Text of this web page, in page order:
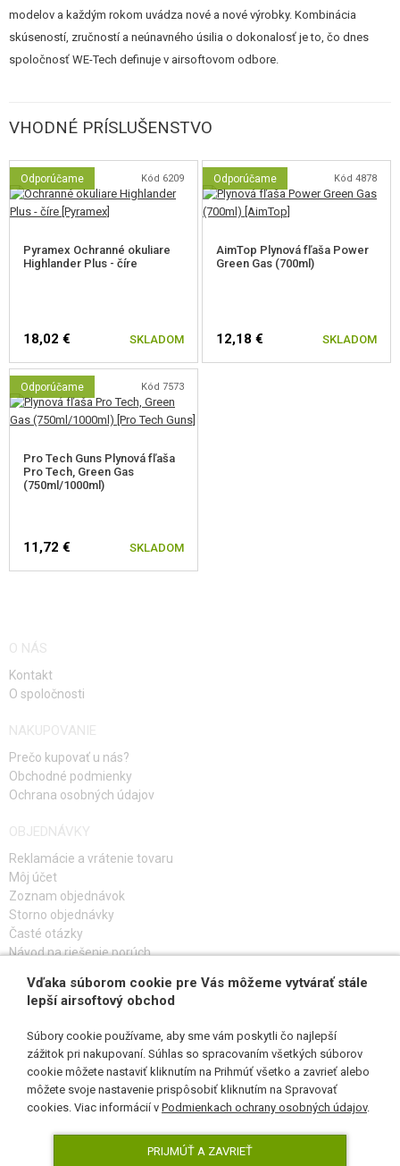
modelov a každým rokom uvádza nové a nové výrobky. Kombinácia
skúseností, zručností a neúnavného úsilia o dokonalosť je to, čo dnes
spoločnosť WE-Tech definuje v airsoftovom odbore.
VHODNÉ PRÍSLUŠENSTVO
Odporúčame Kód 6209
Pyramex Ochranné okuliare
Highlander Plus - číre
18,02 € SKLADOM
Odporúčame Kód 4878
AimTop Plynová fľaša Power
Green Gas (700ml)
12,18 € SKLADOM
Odporúčame Kód 7573
Pro Tech Guns Plynová fľaša
Pro Tech, Green Gas
(750ml/1000ml)
11,72 € SKLADOM
O NÁS
Kontakt
O spoločnosti
NAKUPOVANIE
Prečo kupovať u nás?
Obchodné podmienky
Ochrana osobných údajov
OBJEDNÁVKY
Reklamácie a vrátenie tovaru
Môj účet
Zoznam objednávok
Storno objednávky
Časté otázky
Návod na riešenie porúch
PRIHLÁS SA K ODBERU
SLEDUJ NÁS
Vďaka súborom cookie pre Vás môžeme vytvárať stále
lepší airsoftový obchod
Súbory cookie používame, aby sme vám poskytli čo najlepší
zážitok pri nakupovaní. Súhlas so spracovaním všetkých súborov
cookie môžete nastaviť kliknutím na Prihmúť všetko a zavrieť alebo
môžete svoje nastavenie prispôsobiť kliknutím na Spravovať
cookies. Viac informácií v Podmienkach ochrany osobných údajov.
PRIJMÚŤ A ZAVRIEŤ